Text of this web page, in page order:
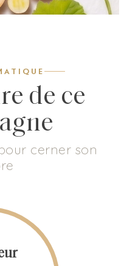
de ce
cerner son